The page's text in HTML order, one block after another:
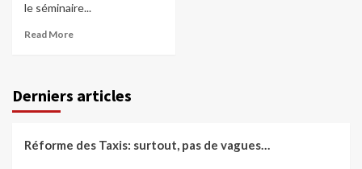
le séminaire...
Read More
Derniers articles
Réforme des Taxis: surtout, pas de vagues…